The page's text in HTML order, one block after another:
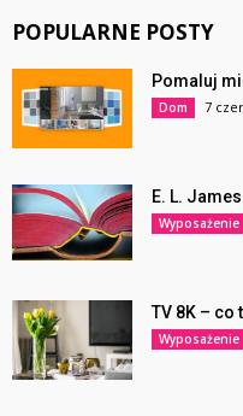
POPULARNE POSTY
Pomaluj
Dom 7
E. L.
Wyposażenie
TV 8K – co
Wyposażenie